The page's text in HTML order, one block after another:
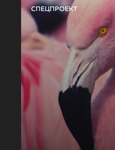
СПЕЦПРОЕКТ